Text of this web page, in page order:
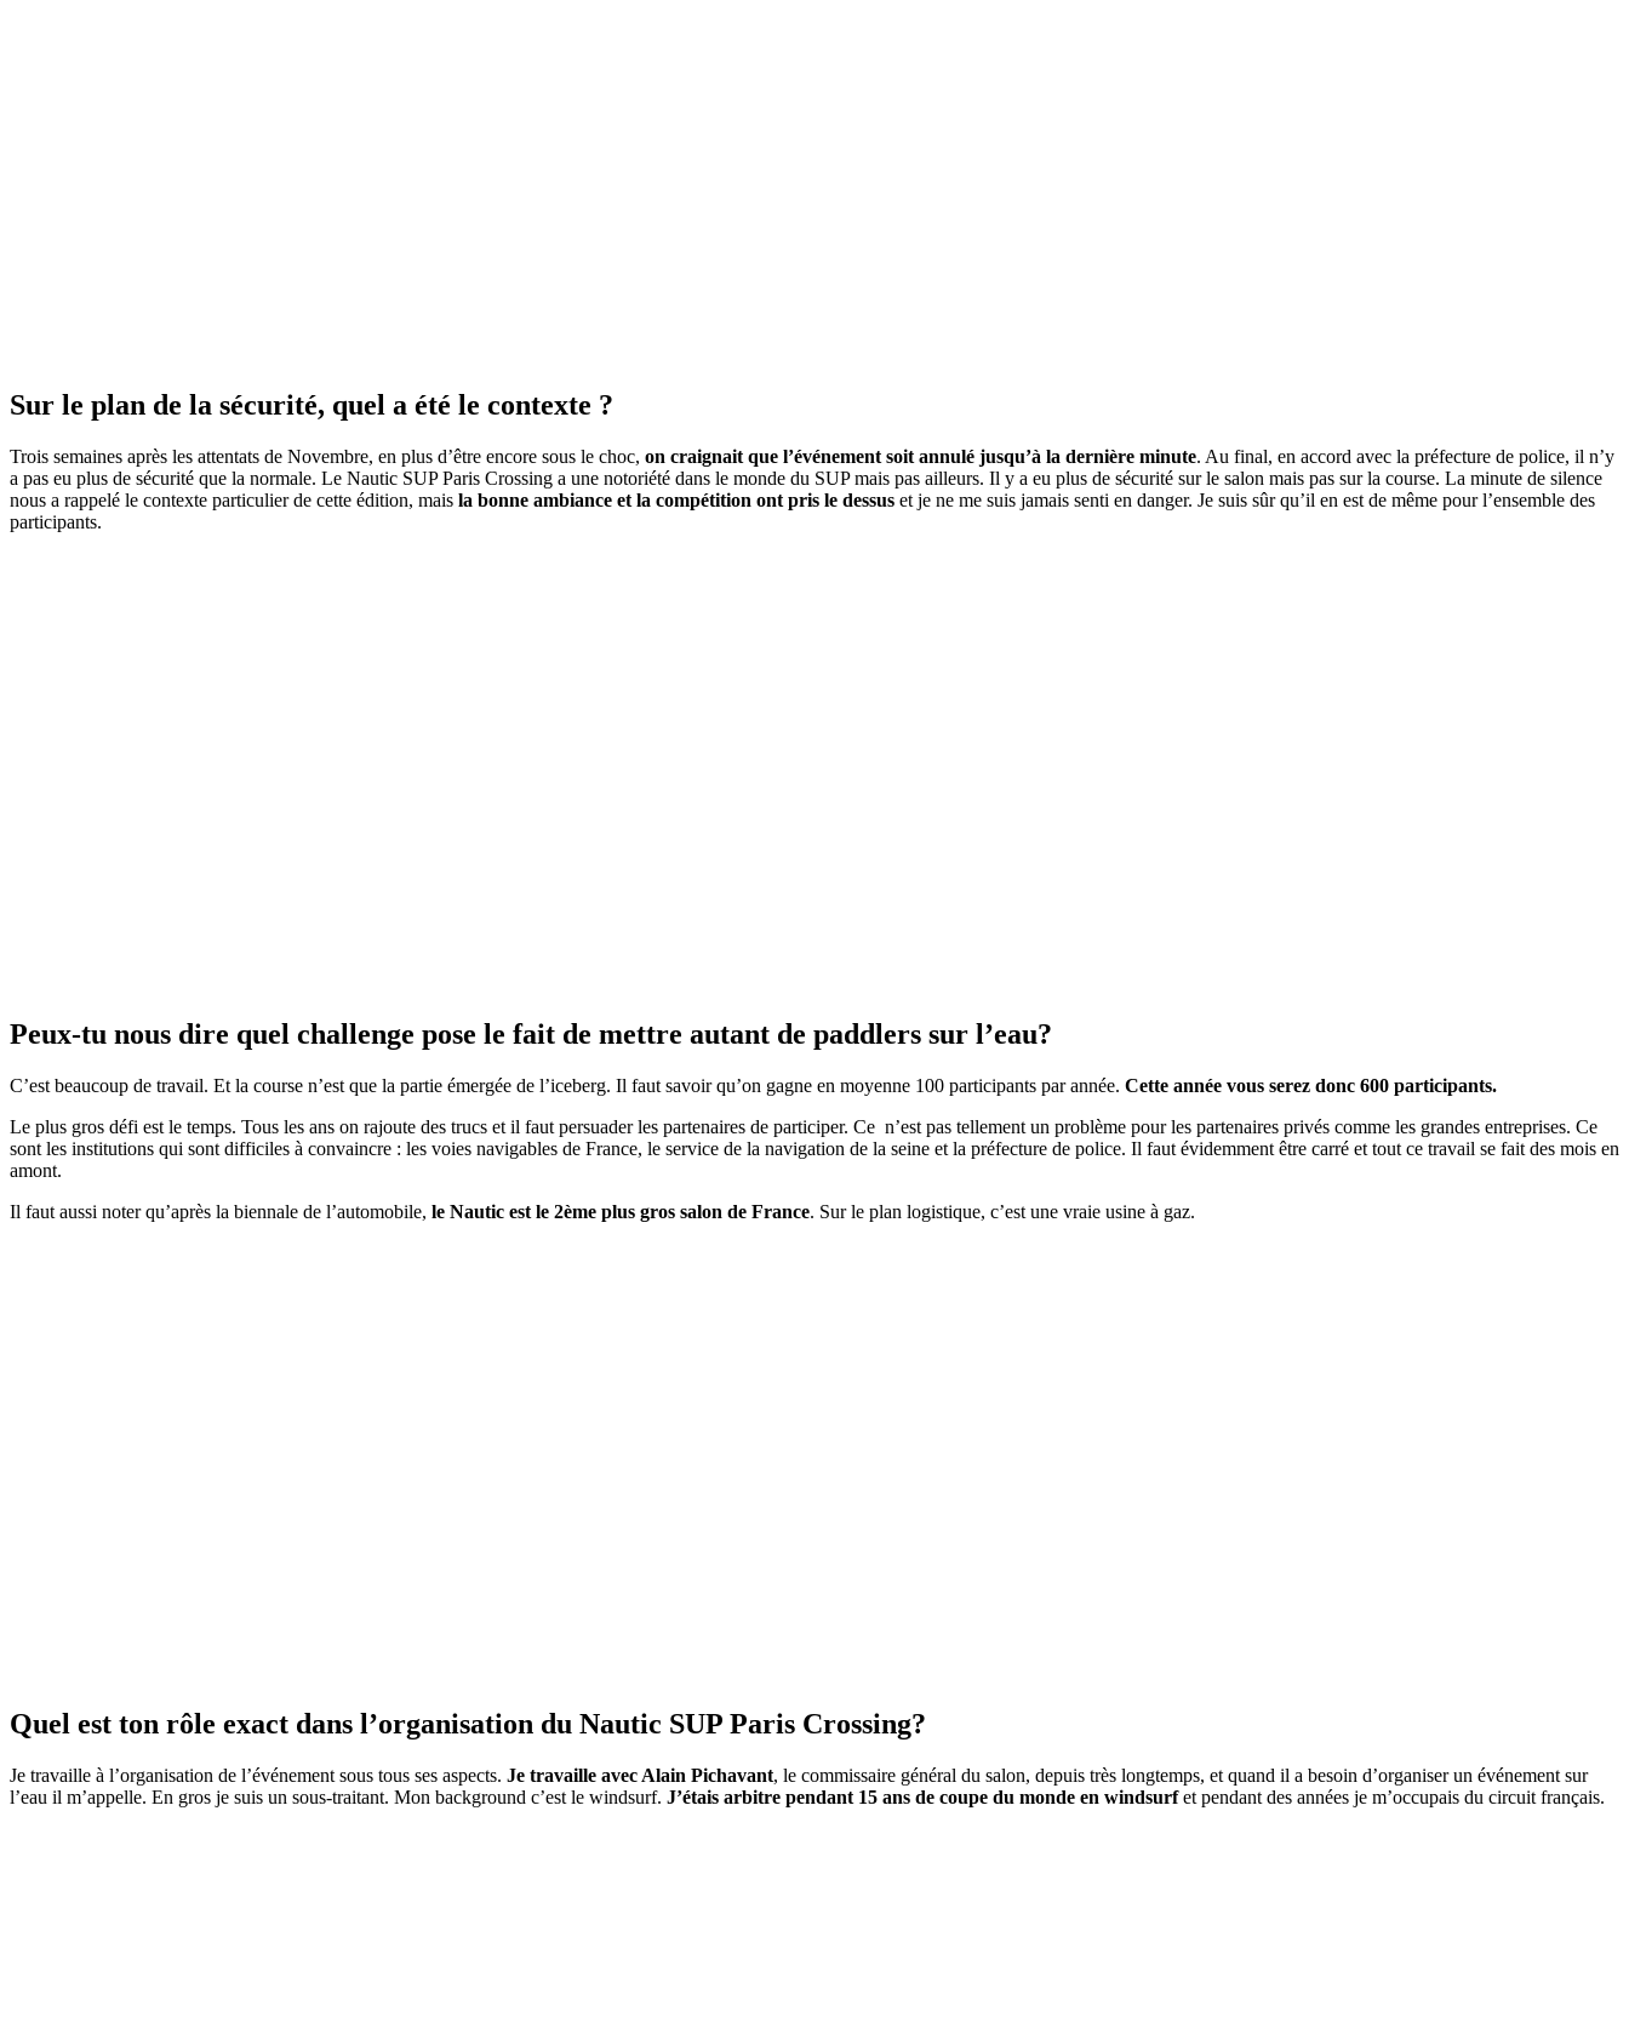
Sur le plan de la sécurité, quel a été le contexte ?
Trois semaines après les attentats de Novembre, en plus d’être encore sous le choc, on craignait que l’événement soit annulé jusqu’à la dernière minute. Au final, en accord avec la préfecture de police, il n’y
a pas eu plus de sécurité que la normale. Le Nautic SUP Paris Crossing a une notoriété dans le monde du SUP mais pas ailleurs. Il y a eu plus de sécurité sur le salon mais pas sur la course. La minute de silence
nous a rappelé le contexte particulier de cette édition, mais la bonne ambiance et la compétition ont pris le dessus et je ne me suis jamais senti en danger. Je suis sûr qu’il en est de même pour l’ensemble des
participants.
Peux-tu nous dire quel challenge pose le fait de mettre autant de paddlers sur l’eau?
C’est beaucoup de travail. Et la course n’est que la partie émergée de l’iceberg. Il faut savoir qu’on gagne en moyenne 100 participants par année. Cette année vous serez donc 600 participants.
Le plus gros défi est le temps. Tous les ans on rajoute des trucs et il faut persuader les partenaires de participer. Ce n’est pas tellement un problème pour les partenaires privés comme les grandes entreprises. Ce
sont les institutions qui sont difficiles à convaincre : les voies navigables de France, le service de la navigation de la seine et la préfecture de police. Il faut évidemment être carré et tout ce travail se fait des mois en
amont.
Il faut aussi noter qu’après la biennale de l’automobile, le Nautic est le 2ème plus gros salon de France. Sur le plan logistique, c’est une vraie usine à gaz.
Quel est ton rôle exact dans l’organisation du Nautic SUP Paris Crossing?
Je travaille à l’organisation de l’événement sous tous ses aspects. Je travaille avec Alain Pichavant, le commissaire général du salon, depuis très longtemps, et quand il a besoin d’organiser un événement sur
l’eau il m’appelle. En gros je suis un sous-traitant. Mon background c’est le windsurf. J’étais arbitre pendant 15 ans de coupe du monde en windsurfet pendant des années je m’occupais du circuit français.